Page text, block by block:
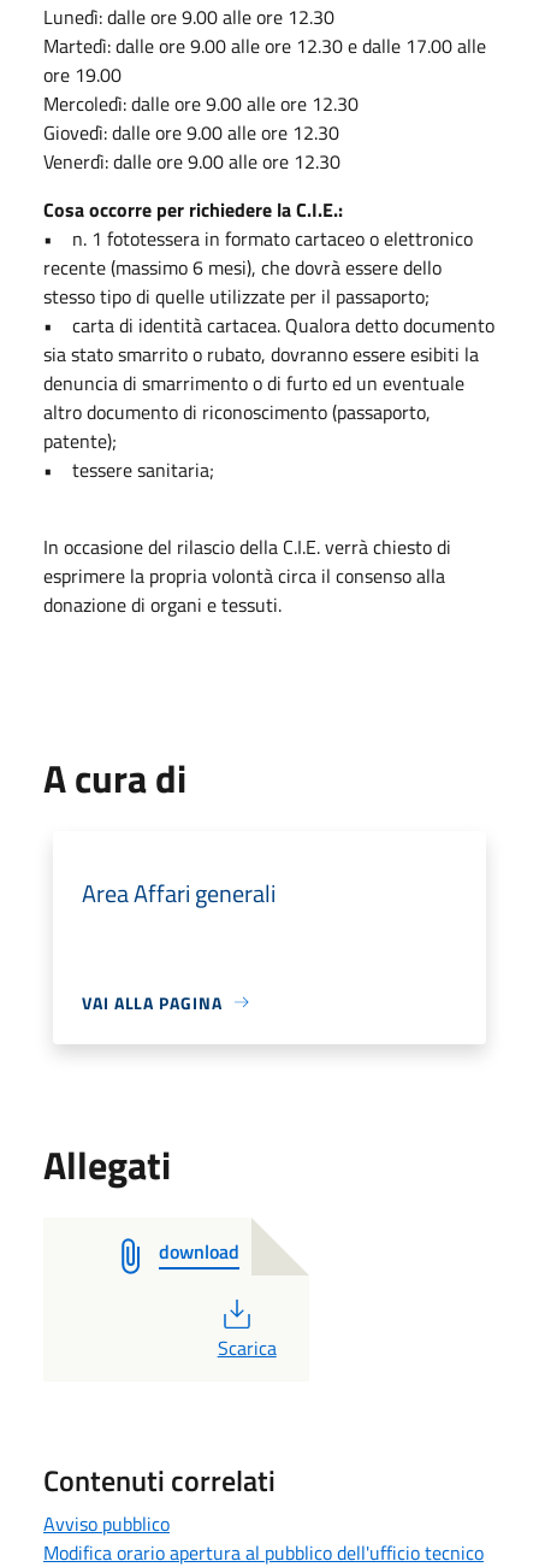
Lunedì: dalle ore 9.00 alle ore 12.30
Martedì: dalle ore 9.00 alle ore 12.30 e dalle 17.00 alle
ore 19.00
Mercoledì: dalle ore 9.00 alle ore 12.30
Giovedì: dalle ore 9.00 alle ore 12.30
Venerdì: dalle ore 9.00 alle ore 12.30
Cosa occorre per richiedere la C.I.E.:
• n. 1 fototessera in formato cartaceo o elettronico
recente (massimo 6 mesi), che dovrà essere dello
stesso tipo di quelle utilizzate per il passaporto;
• carta di identità cartacea. Qualora detto documento
sia stato smarrito o rubato, dovranno essere esibiti la
denuncia di smarrimento o di furto ed un eventuale
altro documento di riconoscimento (passaporto,
patente);
• tessere sanitaria;
In occasione del rilascio della C.I.E. verrà chiesto di
esprimere la propria volontà circa il consenso alla
donazione di organi e tessuti.
A cura di
Area Affari generali
VAI ALLA PAGINA
Allegati
download
PDF
Scarica
Contenuti correlati
Avviso pubblico
Modifica orario apertura al pubblico dell'ufficio tecnico